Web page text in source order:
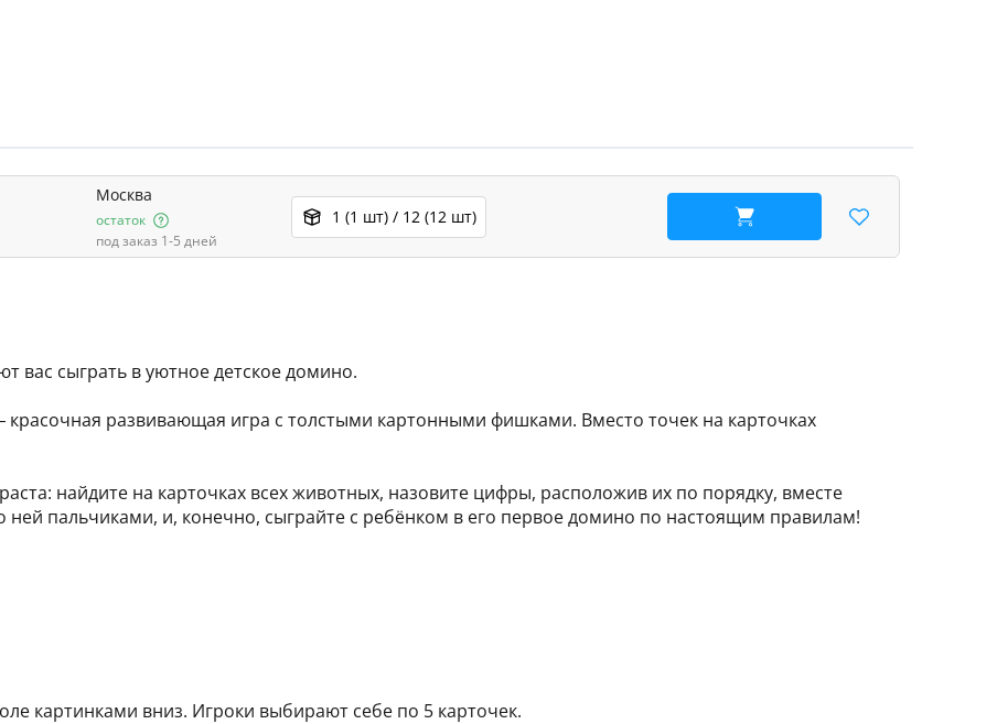
Москва
остаток
под заказ 1-5 дней
1 (1 шт) / 12 (12 шт) В корзину
сыграть в уютное детское домино.
красочная развивающая игра с толстыми картонными фишками. Вместо точек на карточках
найдите на карточках всех животных, назовите цифры, расположив их по порядку, вместе
ней пальчиками, и, конечно, сыграйте с ребёнком в его первое домино по настоящим правилам!
картинками вниз. Игроки выбирают себе по 5 карточек.